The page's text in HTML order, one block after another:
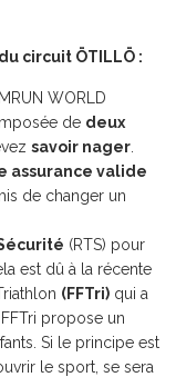
circuit ÖTILLÖ :
WORLD
de deux
savoir nager
assurance valide
de changer un
(RTS) pour
est dû à la récente
(FFTri) qui a
FFTri propose un
Si le principe est
le sport, se sera